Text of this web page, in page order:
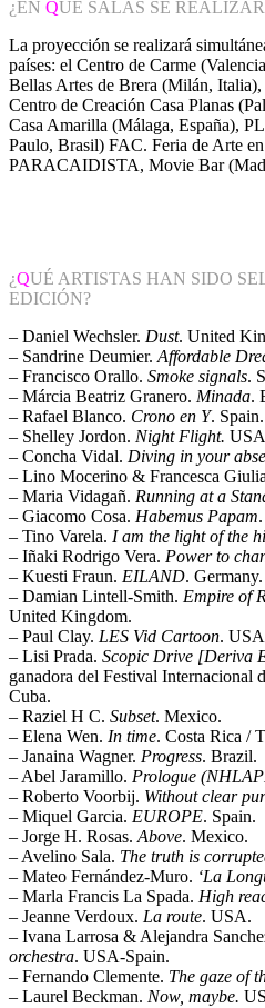
¿EN QUÉ SALAS SE
La proyección se realizará
países: el Centro de Carme
Bellas Artes de Brera (Milán,
Centro de Creación Casa Planas
Casa Amarilla (Málaga, España),
Paulo, Brasil) FAC. Feria de Arte
PARACAIDISTA, Movie Bar
¿QUÉ ARTISTAS HAN SIDO
EDICIÓN?
– Daniel Wechsler. Dust. United
– Sandrine Deumier. Affordable
– Francisco Orallo. Smoke signals.
– Márcia Beatriz Granero. Minada.
– Rafael Blanco. Crono en Y. Spain.
– Shelley Jordon. Night Flight.
– Concha Vidal. Diving in your
– Lino Mocerino & Francesca
– Maria Vidagañ. Running at a
– Giacomo Cosa. Habemus Papam
– Tino Varela. I am the light of the
– Iñaki Rodrigo Vera. Power to
– Kuesti Fraun. EILAND. Germany.
– Damian Lintell-Smith. Empire of
United Kingdom.
– Paul Clay. LES Vid Cartoon.
– Lisi Prada. Scopic Drive [Deriva
ganadora del Festival Internacional
Cuba.
– Raziel H C. Subset. Mexico.
– Elena Wen. In time. Costa Rica /
– Janaina Wagner. Progress. Brazil.
– Abel Jaramillo. Prologue
– Roberto Voorbij. Without clear
– Miquel Garcia. EUROPE. Spain.
– Jorge H. Rosas. Above. Mexico.
– Avelino Sala. The truth is
– Mateo Fernández-Muro. ‘La
– Marla Francis La Spada. High
– Jeanne Verdoux. La route. USA.
– Ivana Larrosa & Alejandra
orchestra. USA-Spain.
– Fernando Clemente. The gaze of
– Laurel Beckman. Now, maybe.